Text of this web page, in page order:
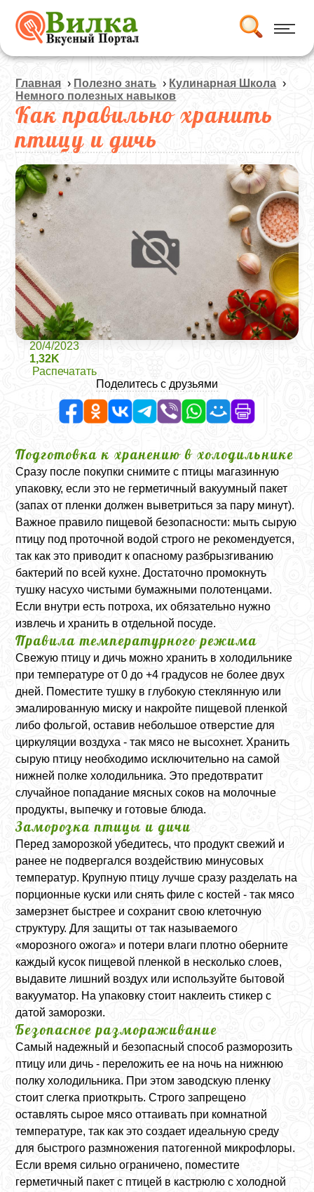
Главная › Полезно знать › Кулинарная Школа ›
Немного полезных навыков
Как правильно хранить
птицу и дичь
20/4/2023
1,32K
Распечатать
Поделитесь с друзьями
Подготовка к хранению в холодильнике
Сразу после покупки снимите с птицы магазинную
упаковку, если это не герметичный вакуумный пакет
(запах от пленки должен выветриться за пару минут).
Важное правило пищевой безопасности: мыть сырую
птицу под проточной водой строго не рекомендуется,
так как это приводит к опасному разбрызгиванию
бактерий по всей кухне. Достаточно промокнуть
тушку насухо чистыми бумажными полотенцами.
Если внутри есть потроха, их обязательно нужно
извлечь и хранить в отдельной посуде.
Правила температурного режима
Свежую птицу и дичь можно хранить в холодильнике
при температуре от 0 до +4 градусов не более двух
дней. Поместите тушку в глубокую стеклянную или
эмалированную миску и накройте пищевой пленкой
либо фольгой, оставив небольшое отверстие для
циркуляции воздуха - так мясо не высохнет. Хранить
сырую птицу необходимо исключительно на самой
нижней полке холодильника. Это предотвратит
случайное попадание мясных соков на молочные
продукты, выпечку и готовые блюда.
Заморозка птицы и дичи
Перед заморозкой убедитесь, что продукт свежий и
ранее не подвергался воздействию минусовых
температур. Крупную птицу лучше сразу разделать на
порционные куски или снять филе с костей - так мясо
замерзнет быстрее и сохранит свою клеточную
структуру. Для защиты от так называемого
«морозного ожога» и потери влаги плотно оберните
каждый кусок пищевой пленкой в несколько слоев,
выдавите лишний воздух или используйте бытовой
вакууматор. На упаковку стоит наклеить стикер с
датой заморозки.
Безопасное размораживание
Самый надежный и безопасный способ разморозить
птицу или дичь - переложить ее на ночь на нижнюю
полку холодильника. При этом заводскую пленку
стоит слегка приоткрыть. Строго запрещено
оставлять сырое мясо оттаивать при комнатной
температуре, так как это создает идеальную среду
для быстрого размножения патогенной микрофлоры.
Если время сильно ограничено, поместите
герметичный пакет с птицей в кастрюлю с холодной